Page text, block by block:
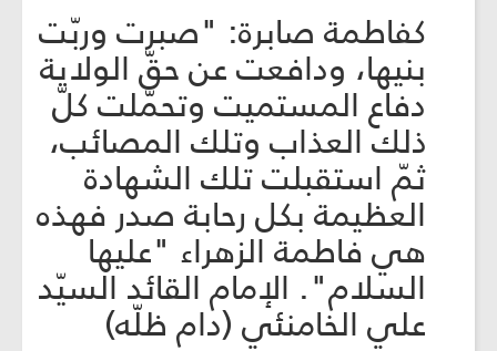
كفاطمة صابرة: "صبرت وربّت
بنيها، ودافعت عن حقّ الولاية
دفاع المستميت وتحمّلت كلّ
ذلك العذاب وتلك المصائب،
ثمّ استقبلت تلك الشهادة
العظيمة بكل رحابة صدر فهذه
هي فاطمة الزهراء "عليها
السلام". الإمام القائد السيّد
علي الخامنئي (دام ظلّه)